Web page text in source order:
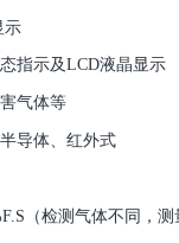
示
指示及LCD液晶显示
气体等
导体、红外式
（检测气体不同，测